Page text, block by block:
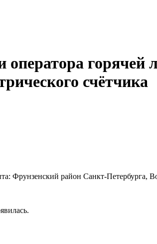
оператора горячей
счётчика
Фрунзенский район Санкт-Петербурга,